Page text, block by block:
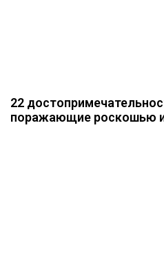
22
поражающие роскошью